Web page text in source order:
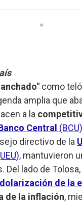
como
amplia que
a la
Central (BCU)
directivo de la
, mantuvieron
Del lado de
de la
de la inflación,